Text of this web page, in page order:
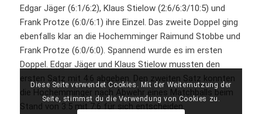
Edgar Jäger (6:1/6:2), Klaus Stielow (2:6/6:3/10:5) und
Frank Protze (6:0/6:1) ihre Einzel. Das zweite Doppel ging
ebenfalls klar an die Hochemminger Raimund Stobbe und
Frank Protze (6:0/6:0). Spannend wurde es im ersten
Doppel. Edgar Jäger und Klaus Stielow mussten den
ersten Satz mit 4:6 abgeben. Den zweiten Satz konnten
die Hochemminger nach Abwehr eines Matchballs beim
Stand von 3:5 mit 7:6 für sich entscheiden.
Diese Seite verwendet Cookies. Mit der Weiternutzung der
Seite, stimmst du die Verwendung von Cookies zu.